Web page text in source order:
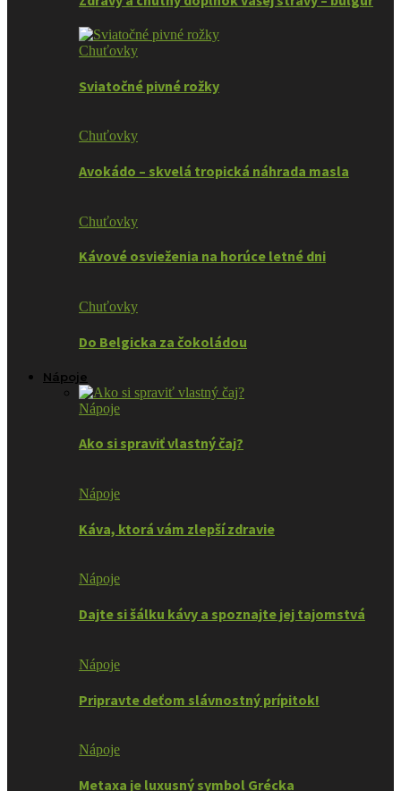
Chuťovky
Sviatočné pivné rožky
Chuťovky
Avokádo – skvelá tropická náhrada masla
Chuťovky
Kávové osvieženia na horúce letné dni
Chuťovky
Do Belgicka za čokoládou
Nápoje
Nápoje
Ako si spraviť vlastný čaj?
Nápoje
Káva, ktorá vám zlepší zdravie
Nápoje
Dajte si šálku kávy a spoznajte jej tajomstvá
Nápoje
Pripravte deťom slávnostný prípitok!
Nápoje
Metaxa je luxusný symbol Grécka